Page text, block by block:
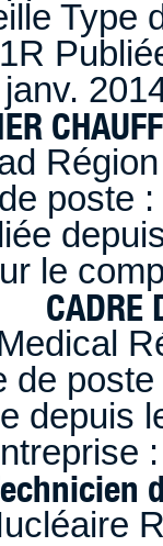
poste
le
CADRE
de
depuis